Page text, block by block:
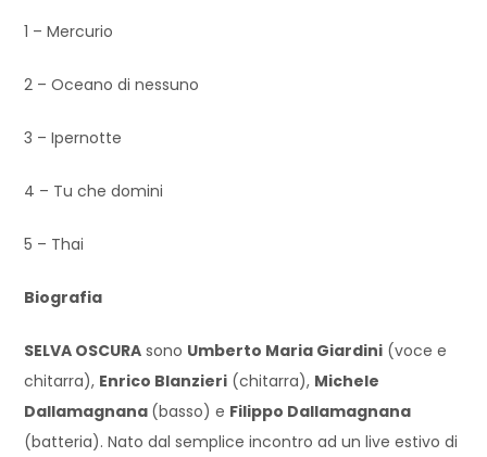
1 – Mercurio
2 – Oceano di nessuno
3 – Ipernotte
4 – Tu che domini
5 – Thai
Biografia
SELVA OSCURA sono Umberto Maria Giardini (voce e
chitarra), Enrico Blanzieri (chitarra), Michele
Dallamagnana (basso) e Filippo Dallamagnana
(batteria). Nato dal semplice incontro ad un live estivo di